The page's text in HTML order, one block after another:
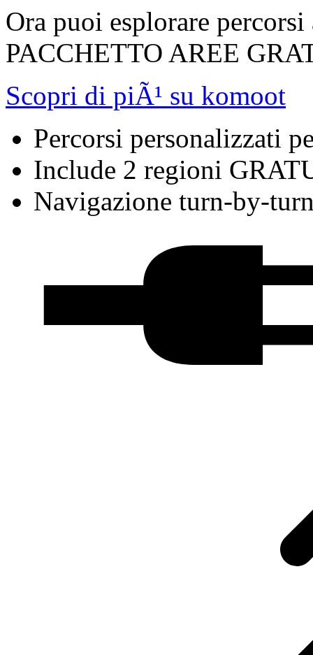
Ora puoi esplorare
PACCHETTO AREE
Scopri di piÃ¹ su komoot
Percorsi personalizzati
Include 2 regioni
Navigazione turn-by-